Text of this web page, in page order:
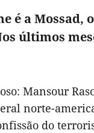
é a
últimos
Mansour
norte-
do